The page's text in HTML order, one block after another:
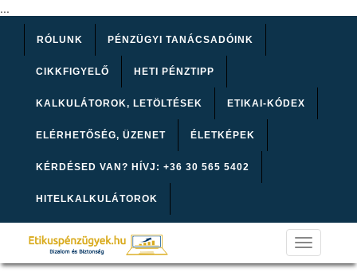
...
RÓLUNK PÉNZÜGYI TANÁCSADÓINK
CIKKFIGYELŐ HETI PÉNZTIPP
KALKULÁTOROK, LETÖLTÉSEK ETIKAI-KÓDEX
ELÉRHETŐSÉG, ÜZENET ÉLETKÉPEK
KÉRDÉSED VAN? HÍVJ: +36 30 565 5402
HITELKALKULÁTOROK
Toggle
navigation